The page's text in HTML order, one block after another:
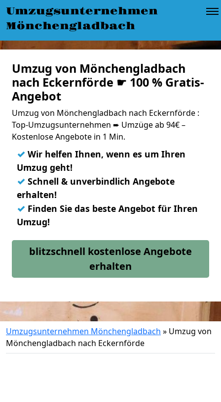
Umzugsunternehmen
Mönchengladbach
Umzug von Mönchengladbach
nach Eckernförde ☛ 100 % Gratis-
Angebot
Umzug von Mönchengladbach nach Eckernförde :
Top-Umzugsunternehmen ➨ Umzüge ab 94€ –
Kostenlose Angebote in 1 Min.
✓ Wir helfen Ihnen, wenn es um Ihren
Umzug geht!
✓ Schnell & unverbindlich Angebote
erhalten!
✓ Finden Sie das beste Angebot für Ihren
Umzug!
blitzschnell kostenlose Angebote
erhalten
Umzugsunternehmen Mönchengladbach » Umzug von
Mönchengladbach nach Eckernförde